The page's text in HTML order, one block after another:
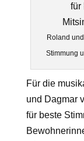
Roland
Stimmung
Für die
und Dagmar
für beste